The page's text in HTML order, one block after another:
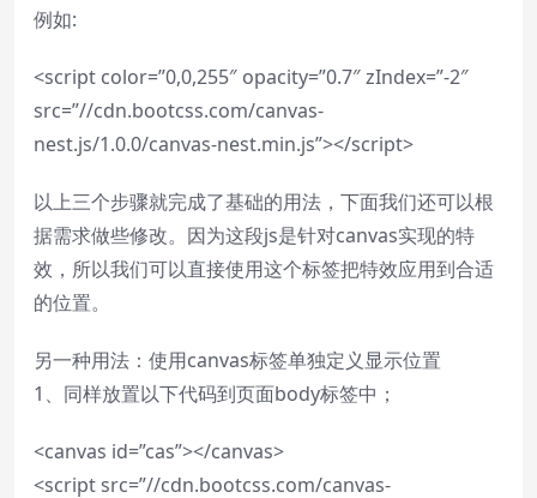
例如:
<script color=”0,0,255″ opacity=”0.7″ zIndex=”-2″
src=”//cdn.bootcss.com/canvas-
nest.js/1.0.0/canvas-nest.min.js”></script>
以上三个步骤就完成了基础的用法，下面我们还可以根
据需求做些修改。因为这段js是针对canvas实现的特
效，所以我们可以直接使用这个标签把特效应用到合适
的位置。
另一种用法：使用canvas标签单独定义显示位置
1、同样放置以下代码到页面body标签中；
<canvas id=”cas”></canvas>
<script src=”//cdn.bootcss.com/canvas-